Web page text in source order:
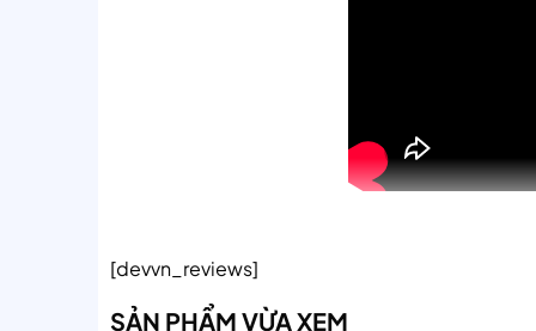
[devvn_reviews]
SẢN PHẨM VỪA XEM